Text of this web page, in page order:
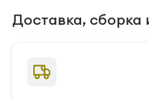
Доставка, сборка